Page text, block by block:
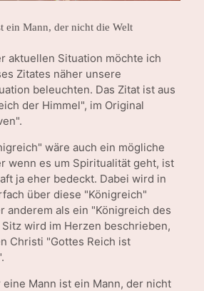
ein Mann, der nicht die Welt
aktuellen Situation möchte ich
Zitates näher unsere
beleuchten. Das Zitat ist aus
der Himmel", im Original
wäre auch ein mögliche
wenn es um Spiritualität geht, ist
ja eher bedeckt. Dabei wird in
über diese "Königreich"
anderem als ein "Königreich des
wird im Herzen beschrieben,
Christi "Gottes Reich ist
eine Mann ist ein Mann, der nicht